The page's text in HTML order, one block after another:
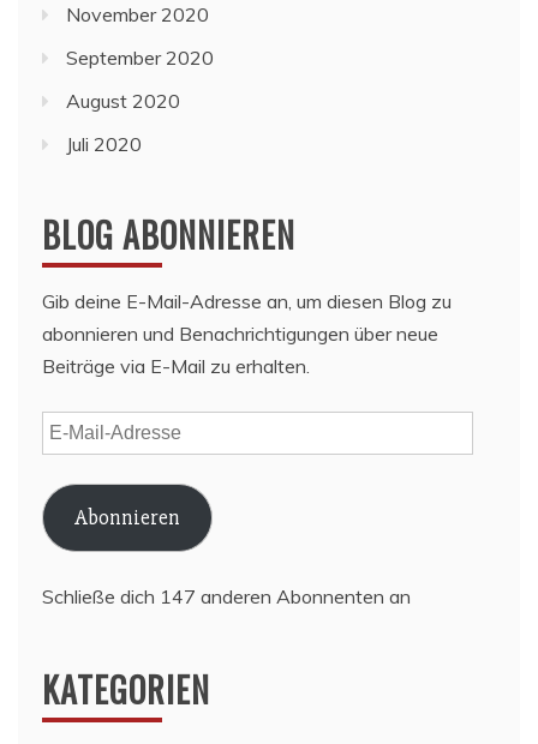
November 2020
September 2020
August 2020
Juli 2020
BLOG ABONNIEREN
Gib deine E-Mail-Adresse an, um diesen Blog zu
abonnieren und Benachrichtigungen über neue
Beiträge via E-Mail zu erhalten.
E-
Mail-
Adresse
Abonnieren
Schließe dich 147 anderen Abonnenten an
KATEGORIEN